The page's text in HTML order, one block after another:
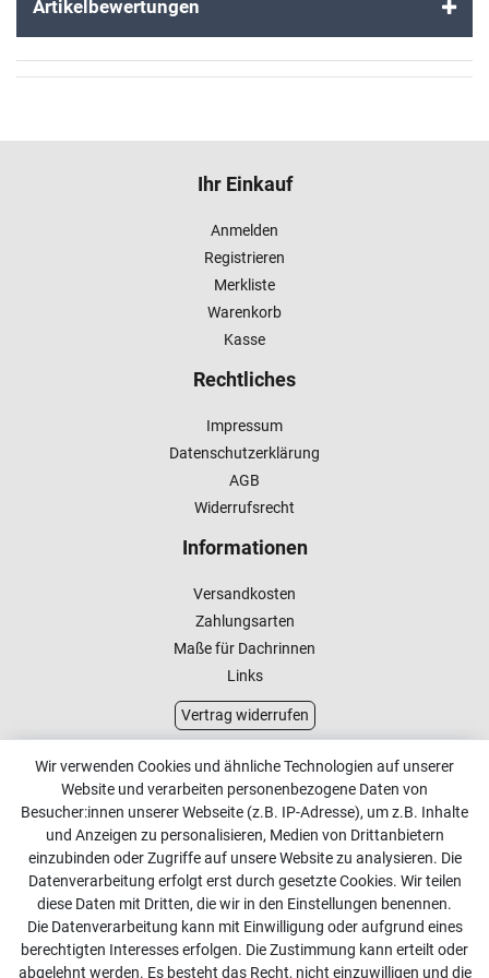
Artikelbewertungen
Ihr Einkauf
Anmelden
Registrieren
Merkliste
Warenkorb
Kasse
Rechtliches
Impressum
Datenschutzerklärung
AGB
Widerrufsrecht
Informationen
Versandkosten
Zahlungsarten
Maße für Dachrinnen
Links
Vertrag widerrufen
Kundenservice
Kontakt
Online Retourenservice
Kontakt
info@dachdecker-shop.de
+49 3501 507295
Wir verwenden Cookies und ähnliche Technologien auf unserer
Website und verarbeiten personenbezogene Daten von
Besucher:innen unserer Webseite (z.B. IP-Adresse), um z.B. Inhalte
und Anzeigen zu personalisieren, Medien von Drittanbietern
einzubinden oder Zugriffe auf unsere Website zu analysieren. Die
Datenverarbeitung erfolgt erst durch gesetzte Cookies. Wir teilen
diese Daten mit Dritten, die wir in den Einstellungen benennen.
Die Datenverarbeitung kann mit Einwilligung oder aufgrund eines
berechtigten Interesses erfolgen. Die Zustimmung kann erteilt oder
abgelehnt werden. Es besteht das Recht, nicht einzuwilligen und die